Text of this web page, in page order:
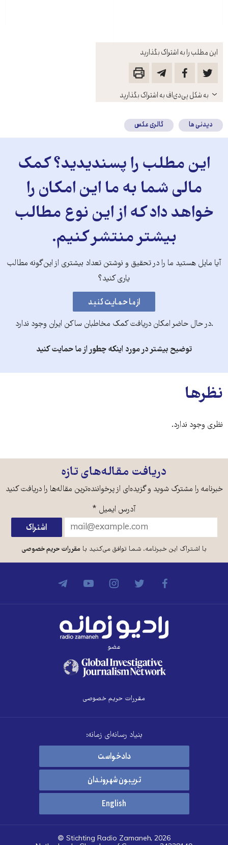
این مطلب را به اشتراک بگذارید
باز
کنید
به شکل پی‌دی‌اف به اشتراک بگذارید
دیدنی ها گالری عکس
این مطلب را پسندیدید؟ کمک
مالی شما به ما این امکان را
خواهد داد که از این نوع مطالب
بیشتر منتشر کنیم.
آیا مایل هستید ما را در تحقیق و نوشتن تعداد بیشتری از این‌گونه مطالب
یاری کنید؟
.در حال حاضر امکان دریافت کمک مخاطبان ساکن ایران وجود ندارد
توضیح بیشتر در مورد اینکه چطور از ما حمایت کنید
نظرها
نظری وجود ندارد.
دریافت مقاله‌های تازه
خبرنامه را مشترک شوید و گزیده‌ای از پرخواننده‌ترین مقاله‌ها را دریافت کنید
آدرس ایمیل *
با اشتراک این خبرنامه، شما توافق می‌کنید بامقررات حریم خصوصی
عضو
مقررات حریم خصوصی
بنیاد رسانه‌ای زمانه:
دادخواست
تریبون شهروندان
English
© Stichting Radio Zamaneh, 2026